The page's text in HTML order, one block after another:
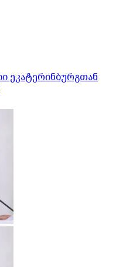
ეკატერინბურგთან